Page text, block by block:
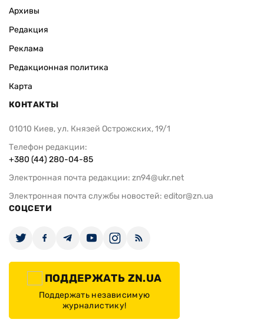
Архивы
Редакция
Реклама
Редакционная политика
Карта
КОНТАКТЫ
01010 Киев, ул. Князей Острожских, 19/1
Телефон редакции:
+380 (44) 280-04-85
Электронная почта редакции: zn94@ukr.net
Электронная почта службы новостей: editor@zn.ua
СОЦСЕТИ
ПОДДЕРЖАТЬ ZN.UA
Поддержать независимую
журналистику!